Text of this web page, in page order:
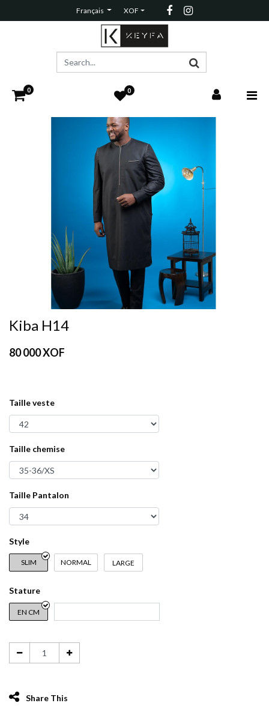
Français XOF
0 0
Kiba H14
80 000XOF
Taille veste
Taille chemise
Taille Pantalon
Style
SLIM NORMAL LARGE
Stature
EN CM
Share This